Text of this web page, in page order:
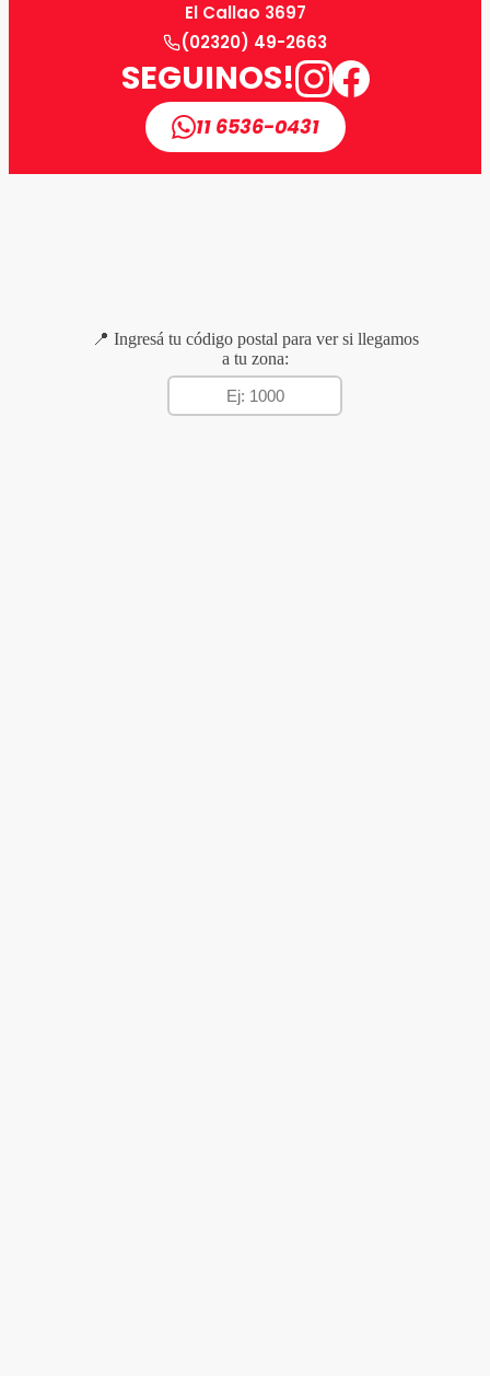
El Callao 3697
(02320) 49-2663
SEGUINOS!
11 6536-0431
📍 Ingresá tu código postal para ver si llegamos
a tu zona: